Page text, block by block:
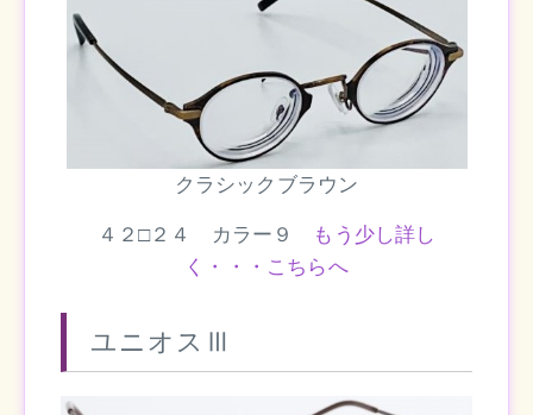
クラシックブラウン
４２□２４ カラー９
もう少し詳し
く・・・こちらへ
ユニオスⅢ